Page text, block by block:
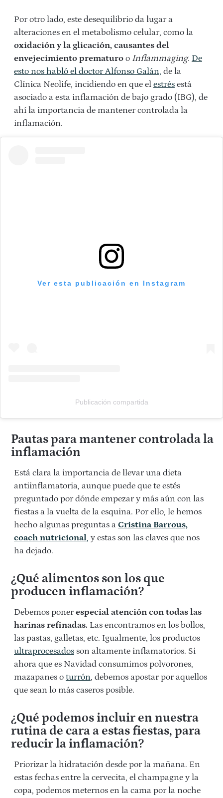
Por otro lado, este desequilibrio da lugar a
alteraciones en el metabolismo celular, como la
oxidación y la glicación, causantes del
envejecimiento prematuro o Inflammaging. De
esto nos habló el doctor Alfonso Galán, de la
Clínica Neolife, incidiendo en que el estrés está
asociado a esta inflamación de bajo grado (IBG), de
ahí la importancia de mantener controlada la
inflamación.
Ver esta publicación en Instagram
Publicación compartida
Pautas para mantener controlada la
inflamación
Está clara la importancia de llevar una dieta
antiinflamatoria, aunque puede que te estés
preguntado por dónde empezar y más aún con las
fiestas a la vuelta de la esquina. Por ello, le hemos
hecho algunas preguntas a Cristina Barrous,
coach nutricional, y estas son las claves que nos
ha dejado.
¿Qué alimentos son los que
producen inflamación?
Debemos ponerespecial atención con todas las
harinas refinadas. Las encontramos en los bollos,
las pastas, galletas, etc. Igualmente, los productos
ultraprocesados son altamente inflamatorios. Si
ahora que es Navidad consumimos polvorones,
mazapanes o turrón, debemos apostar por aquellos
que sean lo más caseros posible.
¿Qué podemos incluir en nuestra
rutina de cara a estas fiestas, para
reducir la inflamación?
Priorizar la hidratación desde por la mañana. En
estas fechas entre la cervecita, el champagne y la
copa, podemos meternos en la cama por la noche